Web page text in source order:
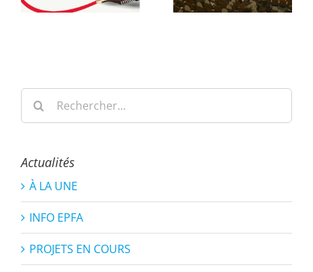
Rechercher:
Actualités
À LA UNE
INFO EPFA
PROJETS EN COURS